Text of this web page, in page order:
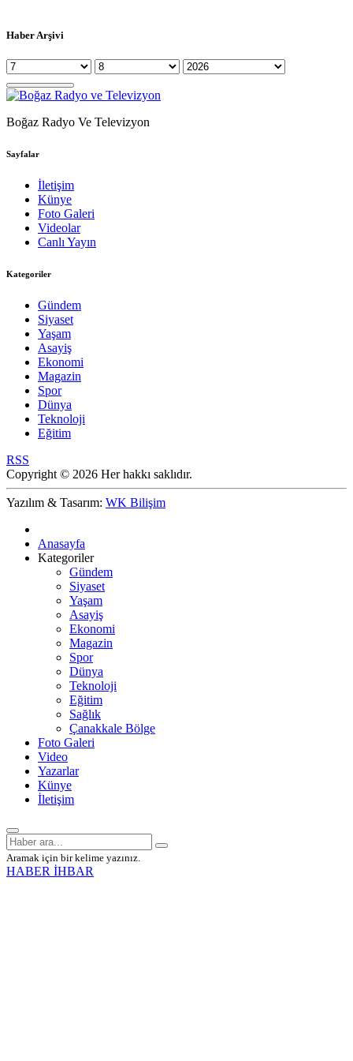
Haber Arşivi
Boğaz Radyo Ve Televizyon
Sayfalar
İletişim
Künye
Foto Galeri
Videolar
Canlı Yayın
Kategoriler
Gündem
Siyaset
Yaşam
Asayiş
Ekonomi
Magazin
Spor
Dünya
Teknoloji
Eğitim
RSS
Copyright © 2026 Her hakkı saklıdır.
Yazılım & Tasarım: WK Bilişim
Anasayfa
Kategoriler
Gündem
Siyaset
Yaşam
Asayiş
Ekonomi
Magazin
Spor
Dünya
Teknoloji
Eğitim
Sağlık
Çanakkale Bölge
Foto Galeri
Video
Yazarlar
Künye
İletişim
Aramak için bir kelime yazınız.
HABER İHBAR